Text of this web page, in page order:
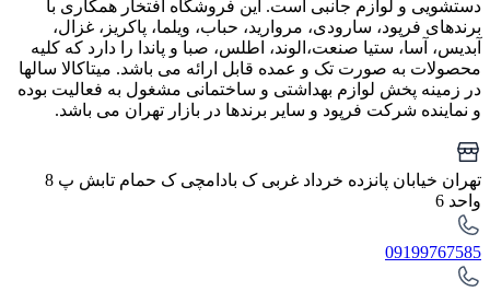
دستشویی و لوازم جانبی است. این فروشگاه افتخار همکاری با
برندهای فرپود، سارودی، مروارید، حباب، ویلما، پاکریز، غزال،
آبدیس، آسا، ستیا صنعت،الوند، اطلس، صبا و پاندا را دارد که کلیه
محصولات به صورت تک و عمده قابل ارائه می باشد. میتاکالا سالها
در زمینه پخش لوازم بهداشتی و ساختمانی مشغول به فعالیت بوده
و نماینده شرکت فرپود و سایر برندها در بازار تهران می باشد.
تهران خیابان پانزده خرداد غربی ک بادامچی ک حمام تابش پ 8
واحد 6
09199767585